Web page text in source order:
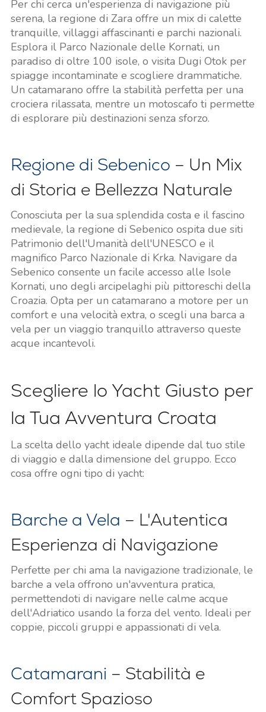
Per chi cerca un'esperienza di navigazione più
serena, la regione di Zara offre un mix di calette
tranquille, villaggi affascinanti e parchi nazionali.
Esplora il Parco Nazionale delle Kornati, un
paradiso di oltre 100 isole, o visita Dugi Otok per
spiagge incontaminate e scogliere drammatiche.
Un catamarano offre la stabilità perfetta per una
crociera rilassata, mentre un motoscafo ti permette
di esplorare più destinazioni senza sforzo.
Regione di Sebenico – Un Mix
di Storia e Bellezza Naturale
Conosciuta per la sua splendida costa e il fascino
medievale, la regione di Sebenico ospita due siti
Patrimonio dell'Umanità dell'UNESCO e il
magnifico Parco Nazionale di Krka. Navigare da
Sebenico consente un facile accesso alle Isole
Kornati, uno degli arcipelaghi più pittoreschi della
Croazia. Opta per un catamarano a motore per un
comfort e una velocità extra, o scegli una barca a
vela per un viaggio tranquillo attraverso queste
acque incantevoli.
Scegliere lo Yacht Giusto per
la Tua Avventura Croata
La scelta dello yacht ideale dipende dal tuo stile
di viaggio e dalla dimensione del gruppo. Ecco
cosa offre ogni tipo di yacht:
Barche a Vela – L'Autentica
Esperienza di Navigazione
Perfette per chi ama la navigazione tradizionale, le
barche a vela offrono un'avventura pratica,
permettendoti di navigare nelle calme acque
dell'Adriatico usando la forza del vento. Ideali per
coppie, piccoli gruppi e appassionati di vela.
Catamarani – Stabilità e
Comfort Spazioso